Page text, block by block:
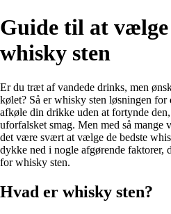
Guide til at vælge
whisky sten
Er du træt af vandede drinks, men
kølet? Så er whisky sten løsningen for
afkøle din drikke uden at fortynde
uforfalsket smag. Men med så mange
det være svært at vælge de bedste
dykke ned i nogle afgørende faktorer,
for whisky sten.
Hvad er whisky sten?